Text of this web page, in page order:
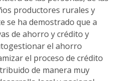
productores rurales y
se ha demostrado que a
de ahorro y crédito y
el ahorro
el proceso de crédito
de manera muy